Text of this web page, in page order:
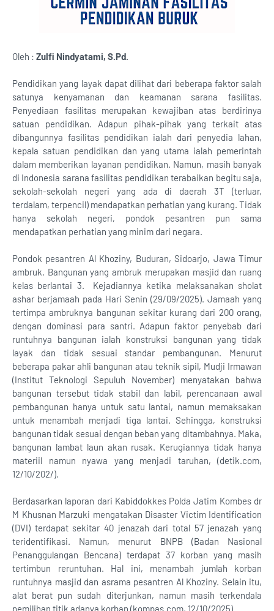
Oleh : Zulfi Nindyatami, S.Pd.
Pendidikan yang layak dapat dilihat dari beberapa faktor salah
satunya kenyamanan dan keamanan sarana fasilitas.
Penyediaan fasilitas merupakan kewajiban atas berdirinya
satuan pendidikan. Adapun pihak-pihak yang terkait atas
dibangunnya fasilitas pendidikan ialah dari penyedia lahan,
kepala satuan pendidikan dan yang utama ialah pemerintah
dalam memberikan layanan pendidikan. Namun, masih banyak
di Indonesia sarana fasilitas pendidikan terabaikan begitu saja,
sekolah-sekolah negeri yang ada di daerah 3T (terluar,
terdalam, terpencil) mendapatkan perhatian yang kurang. Tidak
hanya sekolah negeri, pondok pesantren pun sama
mendapatkan perhatian yang minim dari negara.
Pondok pesantren Al Khoziny, Buduran, Sidoarjo, Jawa Timur
ambruk. Bangunan yang ambruk merupakan masjid dan ruang
kelas berlantai 3. Kejadiannya ketika melaksanakan sholat
ashar berjamaah pada Hari Senin (29/09/2025). Jamaah yang
tertimpa ambruknya bangunan sekitar kurang dari 200 orang,
dengan dominasi para santri. Adapun faktor penyebab dari
runtuhnya bangunan ialah konstruksi bangunan yang tidak
layak dan tidak sesuai standar pembangunan. Menurut
beberapa pakar ahli bangunan atau teknik sipil, Mudji Irmawan
(Institut Teknologi Sepuluh November) menyatakan bahwa
bangunan tersebut tidak stabil dan labil, perencanaan awal
pembangunan hanya untuk satu lantai, namun memaksakan
untuk menambah menjadi tiga lantai. Sehingga, konstruksi
bangunan tidak sesuai dengan beban yang ditambahnya. Maka,
bangunan lambat laun akan rusak. Kerugiannya tidak hanya
materiil namun nyawa yang menjadi taruhan, (detik.com,
12/10/202/).
Berdasarkan laporan dari Kabiddokkes Polda Jatim Kombes dr
M Khusnan Marzuki mengatakan Disaster Victim Identification
(DVI) terdapat sekitar 40 jenazah dari total 57 jenazah yang
teridentifikasi. Namun, menurut BNPB (Badan Nasional
Penanggulangan Bencana) terdapat 37 korban yang masih
tertimbun reruntuhan. Hal ini, menambah jumlah korban
runtuhnya masjid dan asrama pesantren Al Khoziny. Selain itu,
alat berat pun sudah diterjunkan, namun masih terkendala
pemilihan titik adanya korban (kompas.com, 12/10/2025).